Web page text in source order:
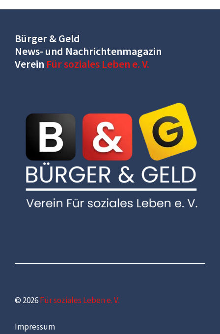
Bürger & Geld
News- und Nachrichtenmagazin
Verein Für soziales Leben e. V.
© 2026Für soziales Leben e. V.
Impressum